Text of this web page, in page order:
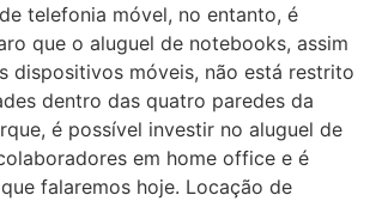
telefonia móvel, no entanto, é
que o aluguel de notebooks, assim
dispositivos móveis, não está restrito
dentro das quatro paredes da
é possível investir no aluguel de
em home office e é
falaremos hoje. Locação de